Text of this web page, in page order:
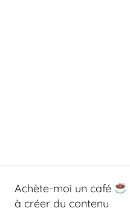
Achète-moi un café
à créer du contenu